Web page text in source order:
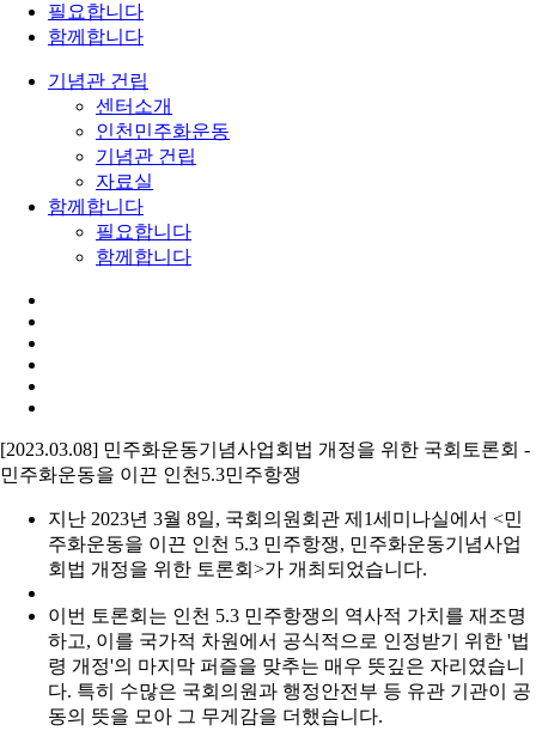
필요합니다
함께합니다
기념관 건립
센터소개
인천민주화운동
기념관 건립
자료실
함께합니다
필요합니다
함께합니다
[2023.03.08] 민주화운동기념사업회법 개정을 위한 국회토론회 -
민주화운동을 이끈 인천5.3민주항쟁
지난 2023년 3월 8일, 국회의원회관 제1세미나실에서 <민
주화운동을 이끈 인천 5.3 민주항쟁, 민주화운동기념사업
회법 개정을 위한 토론회>가 개최되었습니다.
이번 토론회는 인천 5.3 민주항쟁의 역사적 가치를 재조명
하고, 이를 국가적 차원에서 공식적으로 인정받기 위한 '법
령 개정'의 마지막 퍼즐을 맞추는 매우 뜻깊은 자리였습니
다. 특히 수많은 국회의원과 행정안전부 등 유관 기관이 공
동의 뜻을 모아 그 무게감을 더했습니다.